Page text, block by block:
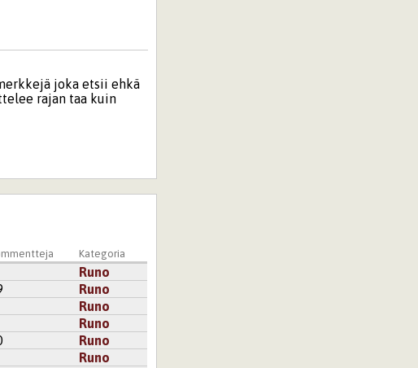
joka etsii ehkä
rajan taa kuin
-sanojen elämä-. Nyt
se ajoittain on
Kategoria
Runo
Runo
Runo
Runo
Runo
Runo